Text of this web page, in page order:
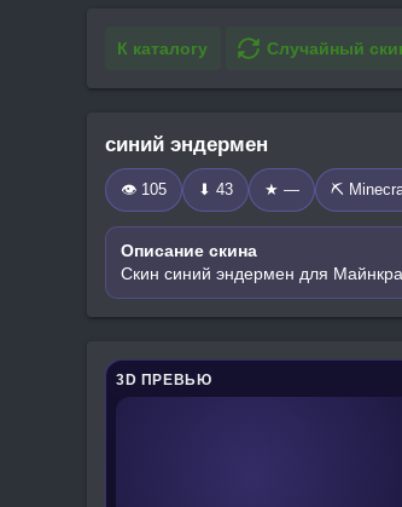
К каталогу Случайный
синий эндермен
👁 105 ⬇ 43 ★ — ⛏️
Описание скина
Скин синий эндермен для
3D ПРЕВЬЮ